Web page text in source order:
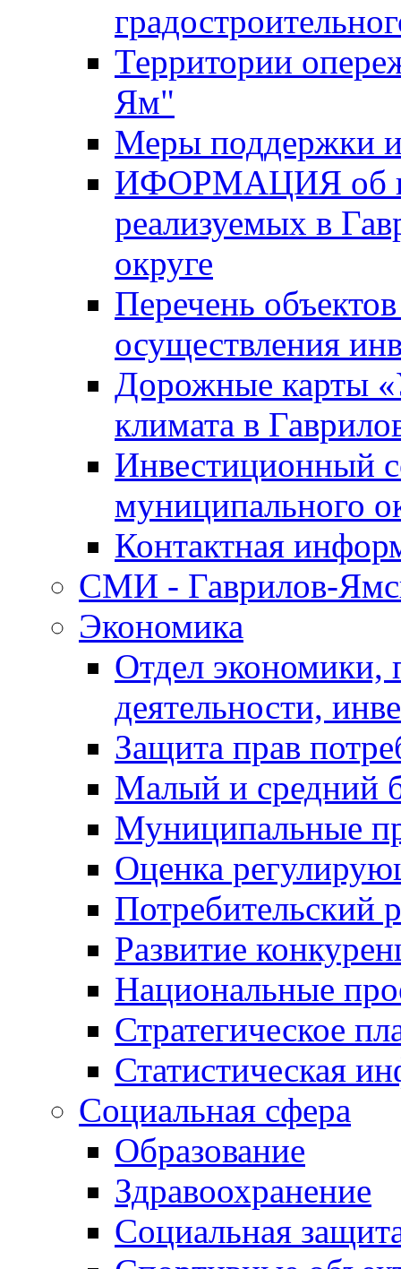
Территории
Ям"
Меры поддержки
ИФОРМАЦИЯ об
реализуемых в
округе
Перечень
осуществления
Дорожные карты
климата в
Инвестиционный
муниципального
Контактная
СМИ - Гаврилов-
Экономика
Отдел экономики,
деятельности,
Защита прав
Малый и средний
Муниципальные
Оценка
Потребительский
Развитие
Национальные
Стратегическое
Статистическая
Социальная сфера
Образование
Здравоохранение
Социальная